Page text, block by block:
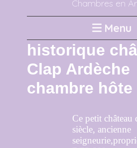
Chambres en
Menu
historique
Clap Ardèche
chambre hôte
Ce petit château
siècle, ancienne